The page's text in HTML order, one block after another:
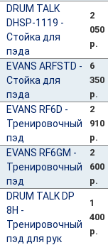
DRUM TALK
DHSP-1119 -
Стойка для
пэда
2
050
р.
EVANS ARFSTD -
Стойка для
пэда
6
350
р.
EVANS RF6D -
Тренировочный
пэд
2
910
р.
EVANS RF6GM -
Тренировочный
пэд
2
600
р.
DRUM TALK DP
8H -
Тренировочный
пэд для рук
1
400
р.